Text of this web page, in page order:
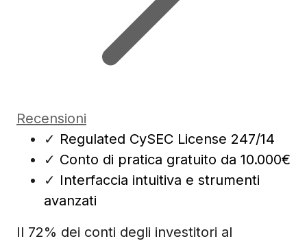
Recensioni
✓ Regulated CySEC License 247/14
✓ Conto di pratica gratuito da 10.000€
✓ Interfaccia intuitiva e strumenti
avanzati
Il 72% dei conti degli investitori al